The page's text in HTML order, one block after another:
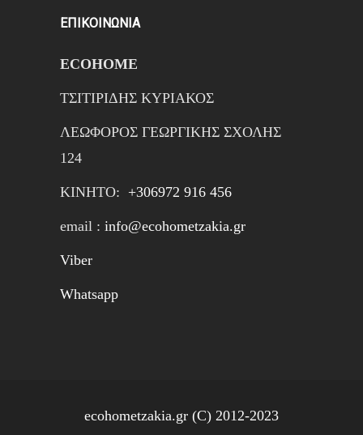
ΕΠΙΚΟΙΝΩΝΙΑ
ECOHOME
ΤΣΙΤΙΡΙΔΗΣ ΚΥΡΙΑΚΟΣ
ΛΕΩΦΟΡΟΣ ΓΕΩΡΓΙΚΗΣ ΣΧΟΛΗΣ
124
ΚΙΝΗTΟ: +306972 916 456
email : info@ecohometzakia.gr
Viber
Whatsapp
ecohometzakia.gr (C) 2012-2023